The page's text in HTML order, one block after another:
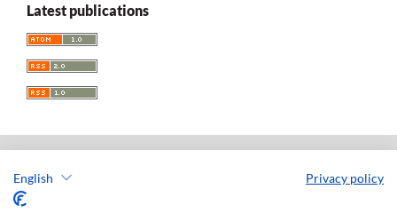
English Privacy policy
Latest publications
Acta Universitatis Lodziensis. Folia Iuridica